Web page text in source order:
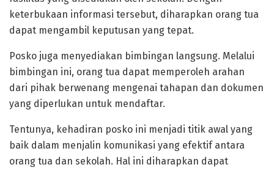
keterbukaan informasi tersebut, diharapkan orang tua
dapat mengambil keputusan yang tepat.
Posko juga menyediakan bimbingan langsung. Melalui
bimbingan ini, orang tua dapat memperoleh arahan
dari pihak berwenang mengenai tahapan dan dokumen
yang diperlukan untuk mendaftar.
Tentunya, kehadiran posko ini menjadi titik awal yang
baik dalam menjalin komunikasi yang efektif antara
orang tua dan sekolah. Hal ini diharapkan dapat